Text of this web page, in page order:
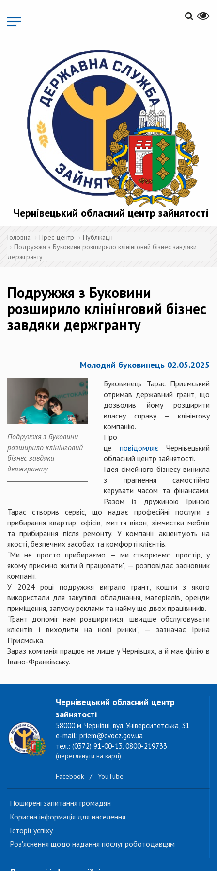
основного
матеріалу
Чернівецький обласний центр зайнятості
Головна Прес-центр
Публікації
Подружжя з Буковини розширило клінінговий бізнес завдяки
держгранту
Подружжя з Буковини
розширило клінінговий бізнес
завдяки держгранту
Молодий буковинець 02.05.2025
Подружжя з Буковини
розширило клінінговий
бізнес завдяки
держгранту
Буковинець Тарас Приємський
отримав державний грант, що
дозволив йому розширити
власну справу — клінінгову
компанію.
Про
це повідомляє Чернівецький
обласний центр зайнятості.
Ідея сімейного бізнесу виникла
з прагнення самостійно
керувати часом та фінансами.
Разом із дружиною Іриною
Тарас створив сервіс, що надає професійні послуги з
прибирання квартир, офісів, миття вікон, хімчистки меблів
та прибирання після ремонту. У компанії акцентують на
якості, безпечних засобах та комфорті клієнтів.
"Ми не просто прибираємо — ми створюємо простір, у
якому приємно жити й працювати", — розповідає засновник
компанії.
У 2024 році подружжя виграло грант, кошти з якого
використали для закупівлі обладнання, матеріалів, оренди
приміщення, запуску реклами та найму ще двох працівників.
"Грант допоміг нам розширитися, швидше обслуговувати
клієнтів і виходити на нові ринки", — зазначає Ірина
Приємська.
Зараз компанія працює не лише у Чернівцях, а й має філію в
Івано-Франківську.
Чернівецький обласний центр
зайнятості
58000 м. Чернівці, вул. Університетська, 31
e-mail: priem@cvocz.gov.ua
тел.: (0372) 91-00-13, 0800-219733
(переглянути на карті)
Facebook / YouTube
Поширені запитання громадян
Корисна інформація для населення
Історії успіху
Роз'яснення щодо надання послуг роботодавцям